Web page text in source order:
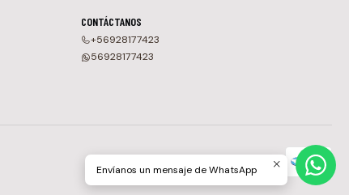
CONTÁCTANOS
+56928177423
56928177423
Envíanos un mensaje de WhatsApp